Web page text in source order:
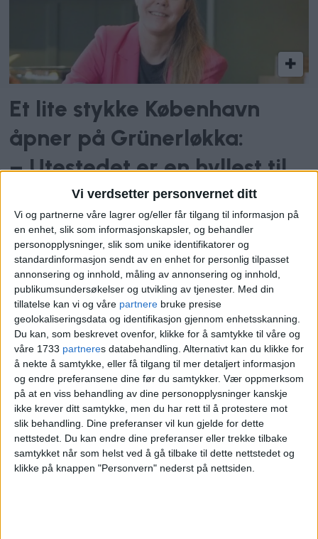
Vi verdsetter personvernet ditt
Vi og partnerne våre lagrer og/eller får tilgang til informasjon på
en enhet, slik som informasjonskapsler, og behandler
personopplysninger, slik som unike identifikatorer og
standardinformasjon sendt av en enhet for personlig tilpasset
annonsering og innhold, måling av annonsering og innhold,
publikumsundersøkelser og utvikling av tjenester. Med din
tillatelse kan vi og våre partnere bruke presise
geolokaliseringsdata og identifikasjon gjennom enhetsskanning.
Du kan, som beskrevet ovenfor, klikke for å samtykke til våre og
våre 1733 partneres databehandling. Alternativt kan du klikke for
å nekte å samtykke, eller få tilgang til mer detaljert informasjon
og endre preferansene dine før du samtykker. Vær oppmerksom
på at en viss behandling av dine personopplysninger kanskje
ikke krever ditt samtykke, men du har rett til å protestere mot
slik behandling. Dine preferanser vil kun gjelde for dette
nettstedet. Du kan endre dine preferanser eller trekke tilbake
samtykket når som helst ved å gå tilbake til dette nettstedet og
klikke på knappen "Personvern" nederst på nettsiden.
Et lite stykke København
åpner på Grünerløkka:
– Utestedet er en hyllest til
bydelen som formet meg
– Folk sluttet å komme
Til VårtOslo utdyper Glende at åpningen i
april var til stor suksess med mange
positive tilbakemeldinger. Men allerede
etter åpningshelgen mottok de klage på
støy fra naboer.
– Utleier påla oss derfor sterke
restriksjoner på avspilling av musikk. Det
samsvarer jo ikke med en bar at det ikke